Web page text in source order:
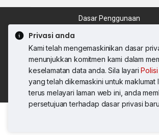
Privasi anda
Kami telah mengemaskinikan dasar
menunjukkan komitmen kami dalam
keselamatan data anda. Sila layari
yang telah dikemaskini untuk maklumat
terus melayari laman web ini, anda
persetujuan terhadap dasar privasi
Dasar Penggunaan
Syarat Perkhidmatan
© 2026 PropertyGuru International
Sdn. Bhd.
201001036744 (920667-W)
terpelihara